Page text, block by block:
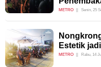
METRO Senin, 25
Estetik
METRO Rabu, 14